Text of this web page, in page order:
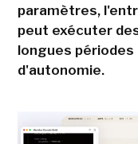
paramètres,
peut exécuter
longues
d'autonomie.